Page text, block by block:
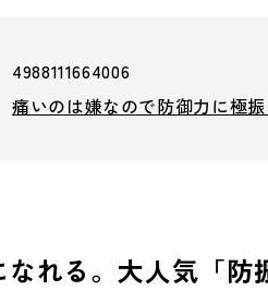
4988111664006
痛いのは嫌なので防御力に極振
れる。大人気「